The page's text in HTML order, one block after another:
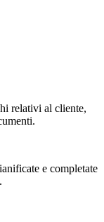
relativi al cliente,
e completate
.